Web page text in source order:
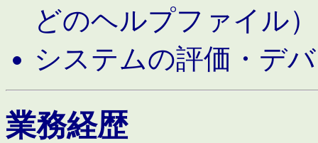
どのヘルプファイル）
システムの評価・デ
業務経歴